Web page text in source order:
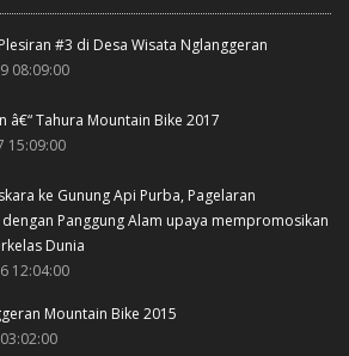
#3 di Desa Wisata Nglanggeran
08:09:00
â€“ Tahura Mountain Bike 2017
15:09:00
ke Gunung Api Purba, Pagelaran
Panggung Alam upaya mempromosikan
Dunia
12:04:00
Mountain Bike 2015